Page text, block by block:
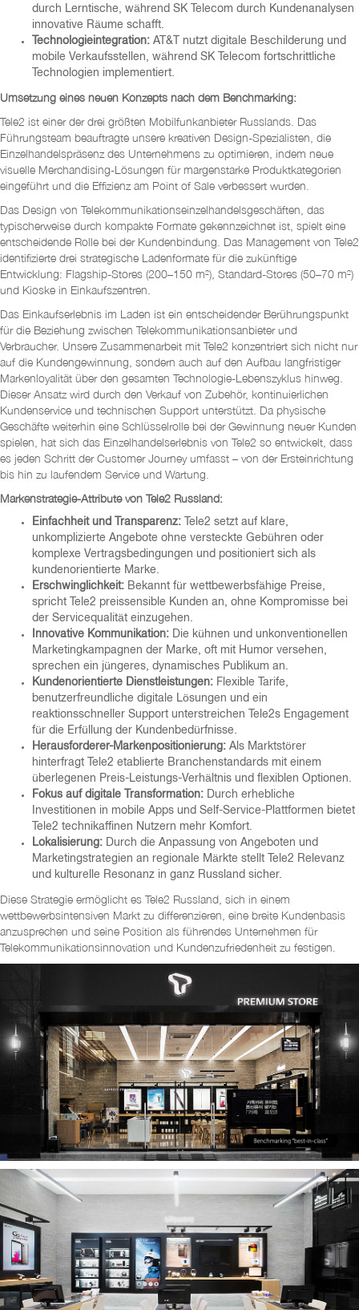
durch Lerntische, während SK Telecom durch Kundenanalysen
innovative Räume schafft.
Technologieintegration: AT&T nutzt digitale Beschilderung und
mobile Verkaufsstellen, während SK Telecom fortschrittliche
Technologien implementiert.
Umsetzung eines neuen Konzepts nach dem Benchmarking:
Tele2 ist einer der drei größten Mobilfunkanbieter Russlands. Das
Führungsteam beauftragte unsere kreativen Design-Spezialisten, die
Einzelhandelspräsenz des Unternehmens zu optimieren, indem neue
visuelle Merchandising-Lösungen für margenstarke Produktkategorien
eingeführt und die Effizienz am Point of Sale verbessert wurden.
Das Design von Telekommunikationseinzelhandelsgeschäften, das
typischerweise durch kompakte Formate gekennzeichnet ist, spielt eine
entscheidende Rolle bei der Kundenbindung. Das Management von Tele2
identifizierte drei strategische Ladenformate für die zukünftige
Entwicklung: Flagship-Stores (200–150 m²), Standard-Stores (50–70 m²)
und Kioske in Einkaufszentren.
Das Einkaufserlebnis im Laden ist ein entscheidender Berührungspunkt
für die Beziehung zwischen Telekommunikationsanbieter und
Verbraucher. Unsere Zusammenarbeit mit Tele2 konzentriert sich nicht nur
auf die Kundengewinnung, sondern auch auf den Aufbau langfristiger
Markenloyalität über den gesamten Technologie-Lebenszyklus hinweg.
Dieser Ansatz wird durch den Verkauf von Zubehör, kontinuierlichen
Kundenservice und technischen Support unterstützt. Da physische
Geschäfte weiterhin eine Schlüsselrolle bei der Gewinnung neuer Kunden
spielen, hat sich das Einzelhandelserlebnis von Tele2 so entwickelt, dass
es jeden Schritt der Customer Journey umfasst – von der Ersteinrichtung
bis hin zu laufendem Service und Wartung.
Markenstrategie-Attribute von Tele2 Russland:
Einfachheit und Transparenz: Tele2 setzt auf klare,
unkomplizierte Angebote ohne versteckte Gebühren oder
komplexe Vertragsbedingungen und positioniert sich als
kundenorientierte Marke.
Erschwinglichkeit: Bekannt für wettbewerbsfähige Preise,
spricht Tele2 preissensible Kunden an, ohne Kompromisse bei
der Servicequalität einzugehen.
Innovative Kommunikation: Die kühnen und unkonventionellen
Marketingkampagnen der Marke, oft mit Humor versehen,
sprechen ein jüngeres, dynamisches Publikum an.
Kundenorientierte Dienstleistungen: Flexible Tarife,
benutzerfreundliche digitale Lösungen und ein
reaktionsschneller Support unterstreichen Tele2s Engagement
für die Erfüllung der Kundenbedürfnisse.
Herausforderer-Markenpositionierung: Als Marktstörer
hinterfragt Tele2 etablierte Branchenstandards mit einem
überlegenen Preis-Leistungs-Verhältnis und flexiblen Optionen.
Fokus auf digitale Transformation: Durch erhebliche
Investitionen in mobile Apps und Self-Service-Plattformen bietet
Tele2 technikaffinen Nutzern mehr Komfort.
Lokalisierung: Durch die Anpassung von Angeboten und
Marketingstrategien an regionale Märkte stellt Tele2 Relevanz
und kulturelle Resonanz in ganz Russland sicher.
Diese Strategie ermöglicht es Tele2 Russland, sich in einem
wettbewerbsintensiven Markt zu differenzieren, eine breite Kundenbasis
anzusprechen und seine Position als führendes Unternehmen für
Telekommunikationsinnovation und Kundenzufriedenheit zu festigen.